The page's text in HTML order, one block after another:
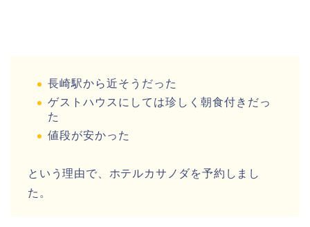
長崎駅から近そうだった
ゲストハウスにしては珍しく朝食付きだっ
た
値段が安かった
という理由で、ホテルカサノダを予約しまし
た。